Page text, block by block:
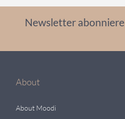
Newsletter
About
About Moodi